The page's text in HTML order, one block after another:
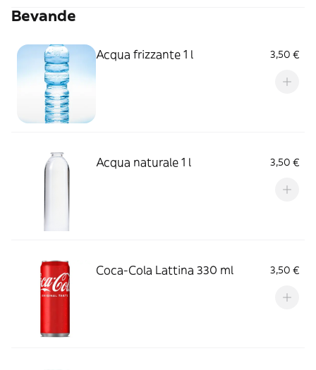
Bevande
Acqua frizzante 1 l 3,50 €
Acqua naturale 1 l 3,50 €
Coca-Cola Lattina 330 ml 3,50 €